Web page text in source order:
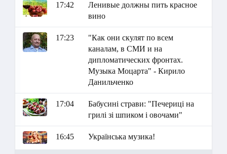
17:42
Ленивые должны пить красное
вино
17:23
"Как они скулят по всем
каналам, в СМИ и на
дипломатических фронтах.
Музыка Моцарта" - Кирило
Данильченко
17:04
Бабусині страви: "Печериці на
грилі зі шпиком і овочами"
16:45 Українська музика!